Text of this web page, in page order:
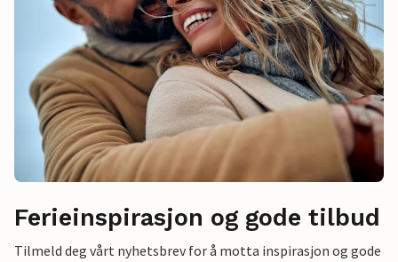
Ferieinspirasjon og gode tilbud
Tilmeld deg vårt nyhetsbrev for å motta inspirasjon og gode